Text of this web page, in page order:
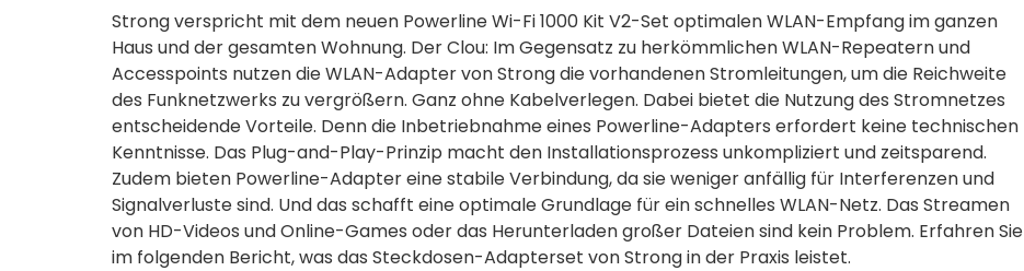
Strong verspricht mit dem neuen Powerline Wi-Fi 1000 Kit V2-Set optimalen WLAN-Empfang im ganzen
Haus und der gesamten Wohnung. Der Clou: Im Gegensatz zu herkömmlichen WLAN-Repeatern und
Accesspoints nutzen die WLAN-Adapter von Strong die vorhandenen Stromleitungen, um die Reichweite
des Funknetzwerks zu vergrößern. Ganz ohne Kabelverlegen. Dabei bietet die Nutzung des Stromnetzes
entscheidende Vorteile. Denn die Inbetriebnahme eines Powerline-Adapters erfordert keine technischen
Kenntnisse. Das Plug-and-Play-Prinzip macht den Installationsprozess unkompliziert und zeitsparend.
Zudem bieten Powerline-Adapter eine stabile Verbindung, da sie weniger anfällig für Interferenzen und
Signalverluste sind. Und das schafft eine optimale Grundlage für ein schnelles WLAN-Netz. Das Streamen
von HD-Videos und Online-Games oder das Herunterladen großer Dateien sind kein Problem. Erfahren Sie
im folgenden Bericht, was das Steckdosen-Adapterset von Strong in der Praxis leistet.